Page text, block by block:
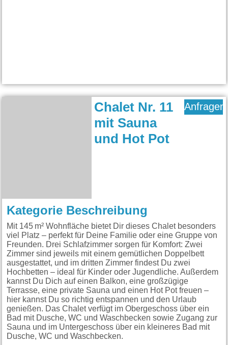
Chalet Nr. 11
mit Sauna
und Hot Pot
Anfragen
Kategorie Beschreibung
Mit 145 m² Wohnfläche bietet Dir dieses Chalet besonders
viel Platz – perfekt für Deine Familie oder eine Gruppe von
Freunden. Drei Schlafzimmer sorgen für Komfort: Zwei
Zimmer sind jeweils mit einem gemütlichen Doppelbett
ausgestattet, und im dritten Zimmer findest Du zwei
Hochbetten – ideal für Kinder oder Jugendliche. Außerdem
kannst Du Dich auf einen Balkon, eine großzügige
Terrasse, eine private Sauna und einen Hot Pot freuen –
hier kannst Du so richtig entspannen und den Urlaub
genießen. Das Chalet verfügt im Obergeschoss über ein
Bad mit Dusche, WC und Waschbecken sowie Zugang zur
Sauna und im Untergeschoss über ein kleineres Bad mit
Dusche, WC und Waschbecken.